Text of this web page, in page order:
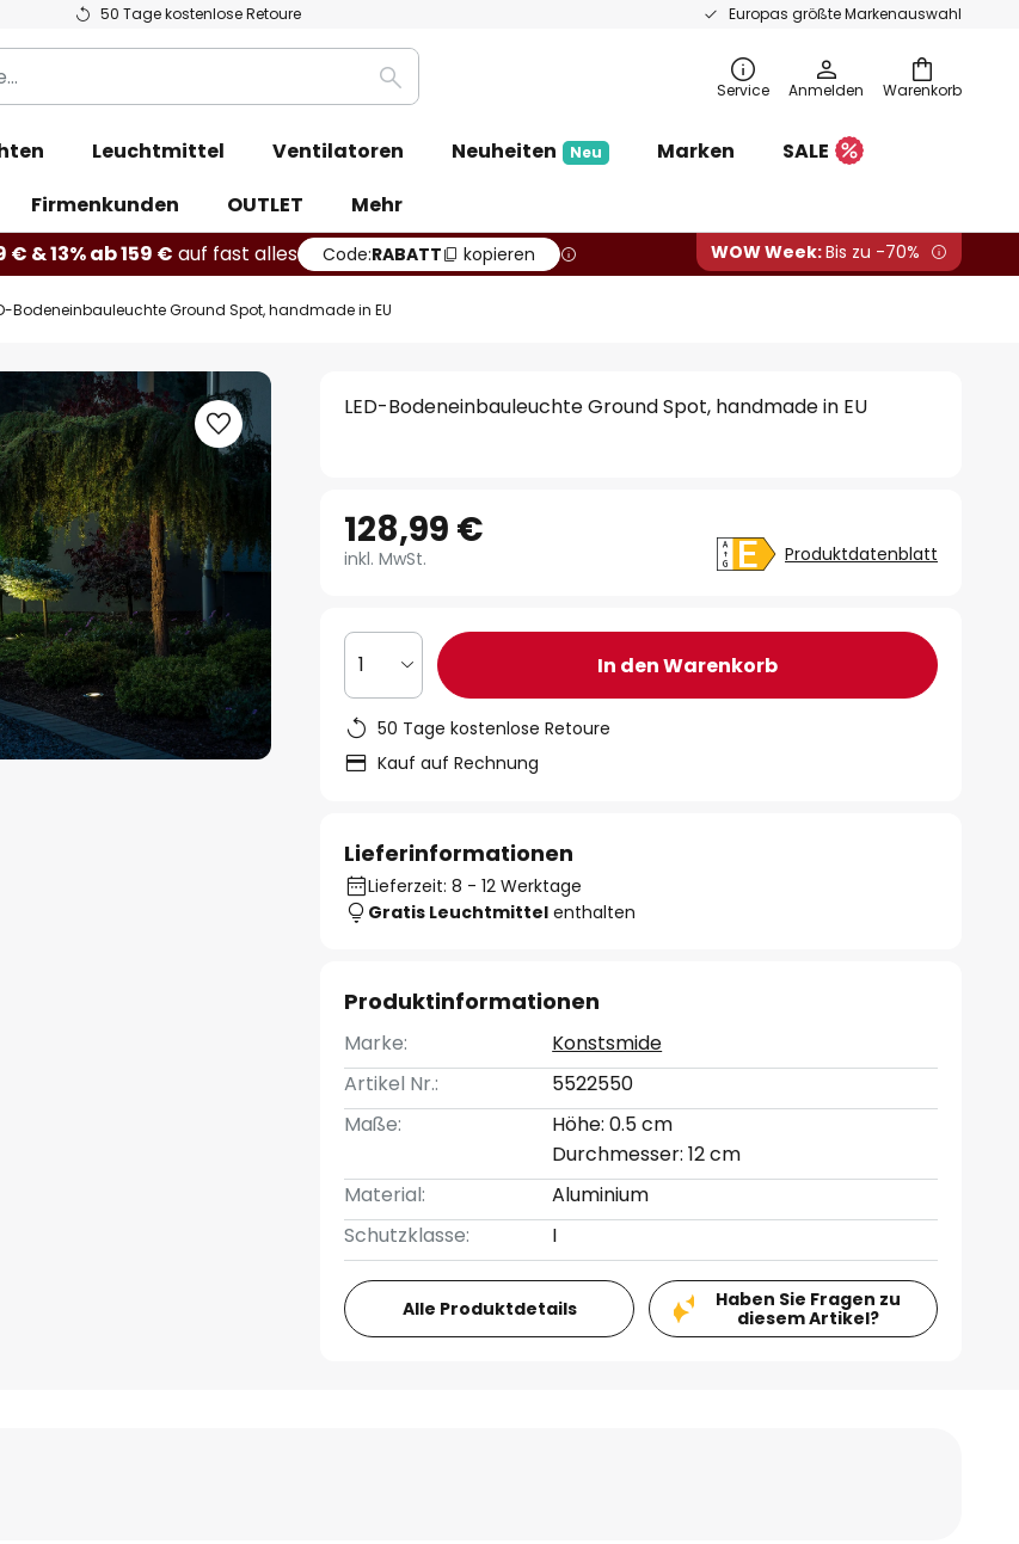
50 Tage kostenlose Retoure Europas größte Markenauswahl
Warenkorb
Suche Service Anmelden
Leuchtmittel Ventilatoren Neuheiten Neu Marken
SALE
Firmenkunden
OUTLET
Mehr
€ & 13% ab 159 € auf fast alles Code:RABATT kopieren WOW Week:Bis zu -70%
Bodeneinbauleuchte Ground Spot, handmade in EU
LED-Bodeneinbauleuchte Ground Spot, handmade in EU
128,99 €
inkl. MwSt. Produktdatenblatt
1 In den Warenkorb
50 Tage kostenlose Retoure
Kauf auf Rechnung
Lieferinformationen
Lieferzeit: 8 - 12 Werktage
Gratis Leuchtmittel enthalten
Produktinformationen
Marke:
Konstsmide
Artikel Nr.:
5522550
Maße:
Höhe: 0.5 cm
Durchmesser: 12 cm
Material:
Aluminium
Schutzklasse:
I
Alle Produktdetails
Haben Sie Fragen zu
diesem Artikel?